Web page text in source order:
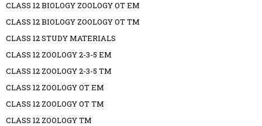
CLASS 12 BIOLOGY ZOOLOGY OT EM
CLASS 12 BIOLOGY ZOOLOGY OT TM
CLASS 12 STUDY MATERIALS
CLASS 12 ZOOLOGY 2-3-5 EM
CLASS 12 ZOOLOGY 2-3-5 TM
CLASS 12 ZOOLOGY OT EM
CLASS 12 ZOOLOGY OT TM
CLASS 12 ZOOLOGY TM